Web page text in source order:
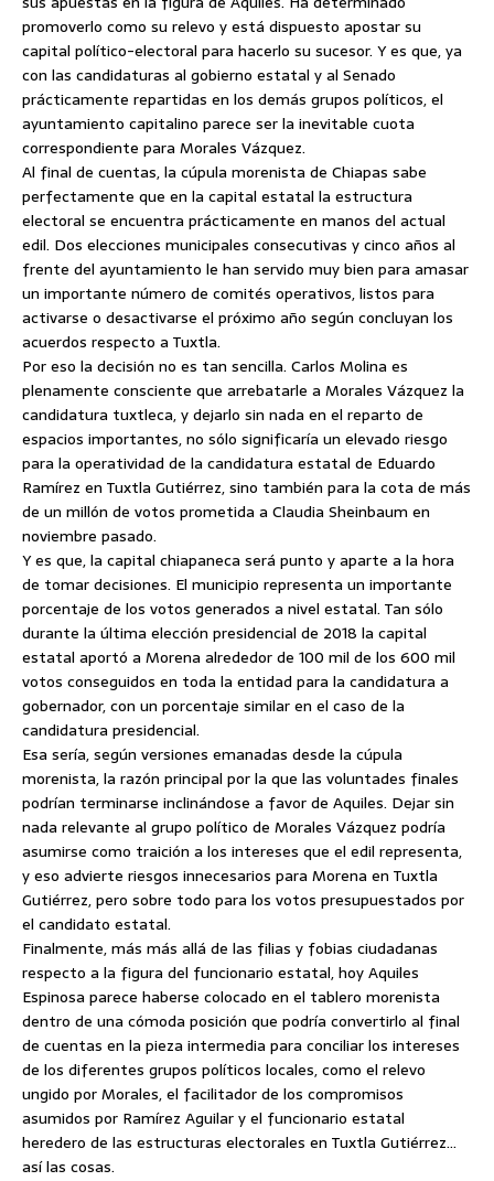
promoverlo como su relevo y está dispuesto apostar su
capital político-electoral para hacerlo su sucesor. Y es que, ya
con las candidaturas al gobierno estatal y al Senado
prácticamente repartidas en los demás grupos políticos, el
ayuntamiento capitalino parece ser la inevitable cuota
correspondiente para Morales Vázquez.
Al final de cuentas, la cúpula morenista de Chiapas sabe
perfectamente que en la capital estatal la estructura
electoral se encuentra prácticamente en manos del actual
edil. Dos elecciones municipales consecutivas y cinco años al
frente del ayuntamiento le han servido muy bien para amasar
un importante número de comités operativos, listos para
activarse o desactivarse el próximo año según concluyan los
acuerdos respecto a Tuxtla.
Por eso la decisión no es tan sencilla. Carlos Molina es
plenamente consciente que arrebatarle a Morales Vázquez la
candidatura tuxtleca, y dejarlo sin nada en el reparto de
espacios importantes, no sólo significaría un elevado riesgo
para la operatividad de la candidatura estatal de Eduardo
Ramírez en Tuxtla Gutiérrez, sino también para la cota de más
de un millón de votos prometida a Claudia Sheinbaum en
noviembre pasado.
Y es que, la capital chiapaneca será punto y aparte a la hora
de tomar decisiones. El municipio representa un importante
porcentaje de los votos generados a nivel estatal. Tan sólo
durante la última elección presidencial de 2018 la capital
estatal aportó a Morena alrededor de 100 mil de los 600 mil
votos conseguidos en toda la entidad para la candidatura a
gobernador, con un porcentaje similar en el caso de la
candidatura presidencial.
Esa sería, según versiones emanadas desde la cúpula
morenista, la razón principal por la que las voluntades finales
podrían terminarse inclinándose a favor de Aquiles. Dejar sin
nada relevante al grupo político de Morales Vázquez podría
asumirse como traición a los intereses que el edil representa,
y eso advierte riesgos innecesarios para Morena en Tuxtla
Gutiérrez, pero sobre todo para los votos presupuestados por
el candidato estatal.
Finalmente, más más allá de las filias y fobias ciudadanas
respecto a la figura del funcionario estatal, hoy Aquiles
Espinosa parece haberse colocado en el tablero morenista
dentro de una cómoda posición que podría convertirlo al final
de cuentas en la pieza intermedia para conciliar los intereses
de los diferentes grupos políticos locales, como el relevo
ungido por Morales, el facilitador de los compromisos
asumidos por Ramírez Aguilar y el funcionario estatal
heredero de las estructuras electorales en Tuxtla Gutiérrez…
así las cosas.